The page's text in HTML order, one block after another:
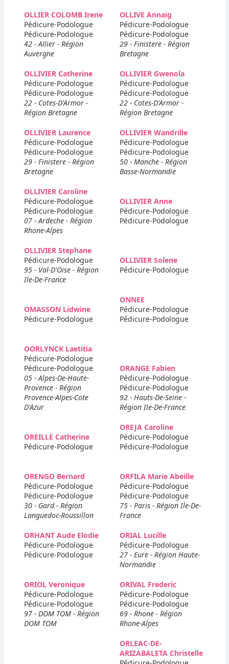
OLLIER COLOMB Irene
Pédicure-Podologue
Pédicure-Podologue
42 - Allier - Région
Auvergne
OLLIVE Annaig
Pédicure-Podologue
Pédicure-Podologue
29 - Finistere - Région
Bretagne
OLLIVIER Catherine
Pédicure-Podologue
Pédicure-Podologue
22 - Cotes-D'Armor -
Région Bretagne
OLLIVIER Gwenola
Pédicure-Podologue
Pédicure-Podologue
22 - Cotes-D'Armor -
Région Bretagne
OLLIVIER Laurence
Pédicure-Podologue
Pédicure-Podologue
29 - Finistere - Région
Bretagne
OLLIVIER Wandrille
Pédicure-Podologue
Pédicure-Podologue
50 - Manche - Région
Basse-Normandie
OLLIVIER Caroline
Pédicure-Podologue
Pédicure-Podologue
07 - Ardeche - Région
Rhone-Alpes
OLLIVIER Anne
Pédicure-Podologue
Pédicure-Podologue
OLLIVIER Stephane
Pédicure-Podologue
95 - Val-D'Oise - Région
Ile-De-France
OLLIVIER Solene
Pédicure-Podologue
OMASSON Lidwine
Pédicure-Podologue
ONNEE
Pédicure-Podologue
Pédicure-Podologue
OORLYNCK Laetitia
Pédicure-Podologue
Pédicure-Podologue
05 - Alpes-De-Haute-
Provence - Région
Provence-Alpes-Cote
D'Azur
ORANGE Fabien
Pédicure-Podologue
Pédicure-Podologue
92 - Hauts-De-Seine -
Région Ile-De-France
OREILLE Catherine
Pédicure-Podologue
OREJA Caroline
Pédicure-Podologue
Pédicure-Podologue
ORENGO Bernard
Pédicure-Podologue
Pédicure-Podologue
30 - Gard - Région
Languedoc-Roussillon
ORFILA Marie Abeille
Pédicure-Podologue
Pédicure-Podologue
75 - Paris - Région Ile-De-
France
ORHANT Aude Elodie
Pédicure-Podologue
Pédicure-Podologue
ORIAL Lucille
Pédicure-Podologue
27 - Eure - Région Haute-
Normandie
ORIOL Veronique
Pédicure-Podologue
Pédicure-Podologue
97 - DOM TOM - Région
DOM TOM
ORIVAL Frederic
Pédicure-Podologue
Pédicure-Podologue
69 - Rhone - Région
Rhone-Alpes
ORLEAC-DE-
ARIZABALETA Christelle